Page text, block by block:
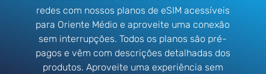
redes com nossos planos de eSIM acessíveis
para Oriente Médio e aproveite uma conexão
sem interrupções. Todos os planos são pré-
pagos e vêm com descrições detalhadas dos
produtos. Aproveite uma experiência sem